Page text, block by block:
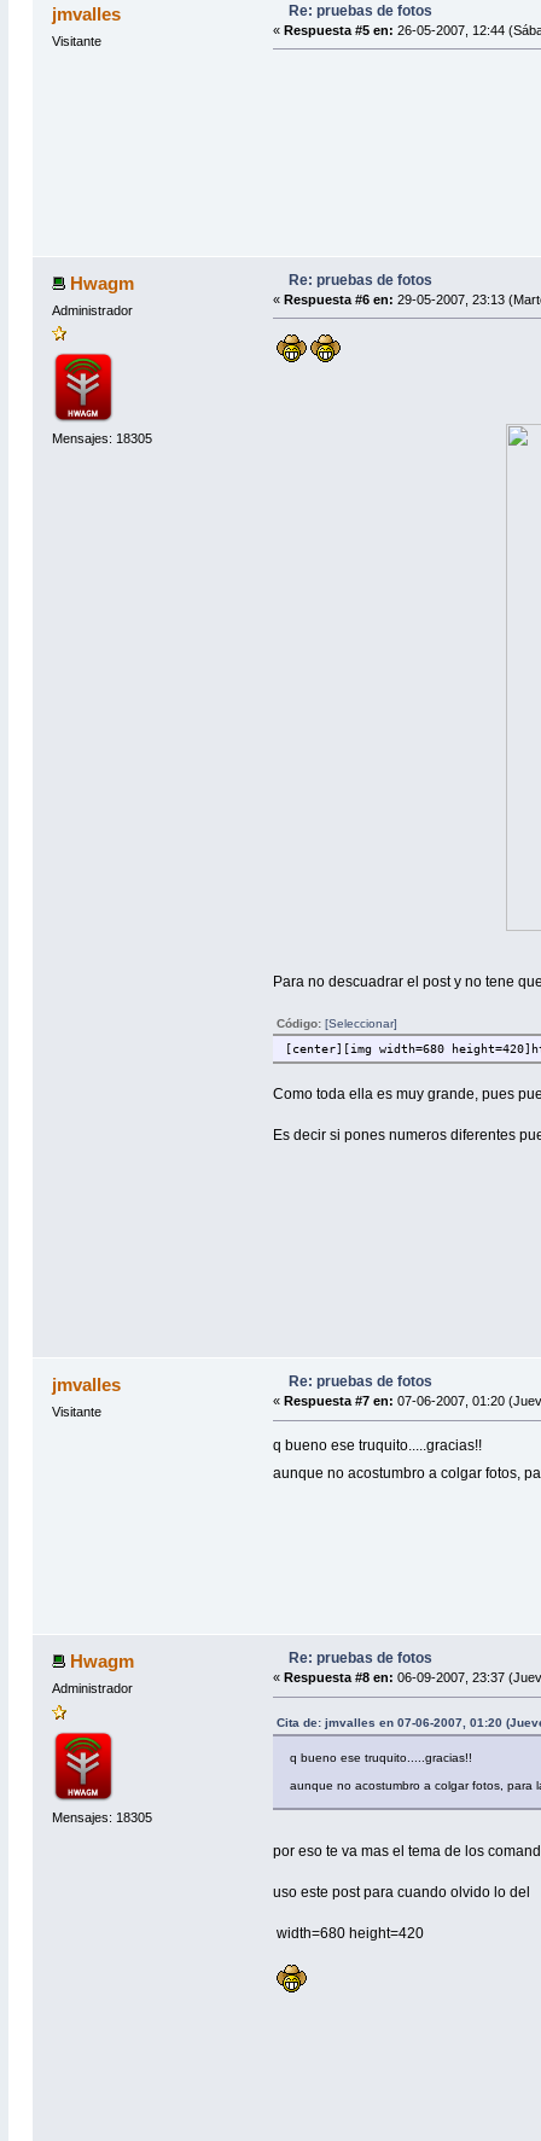
jmvalles
Visitante
Re: pruebas de fotos
«Respuesta #5 en: 26-05-2007, 12:44
Hwagm
Administrador
Mensajes: 18305
Re: pruebas de fotos
«Respuesta #6 en: 29-05-2007, 23:13
Para no descuadrar el post y no tene
Código:[Seleccionar]
[center][img width=680
Como toda ella es muy grande, pues
Es decir si pones numeros diferentes
jmvalles
Visitante
Re: pruebas de fotos
«Respuesta #7 en: 07-06-2007, 01:20
q bueno ese truquito.....gracias!!
aunque no acostumbro a colgar fotos,
Hwagm
Administrador
Mensajes: 18305
Re: pruebas de fotos
« Respuesta #8 en: 06-09-2007, 23:37
Cita de: jmvalles en 07-06-2007, 01:20
q bueno ese truquito.....gracias!!
aunque no acostumbro a colgar fotos, para
por eso te va mas el tema de los
uso este post para cuando olvido lo del
width=680 height=420